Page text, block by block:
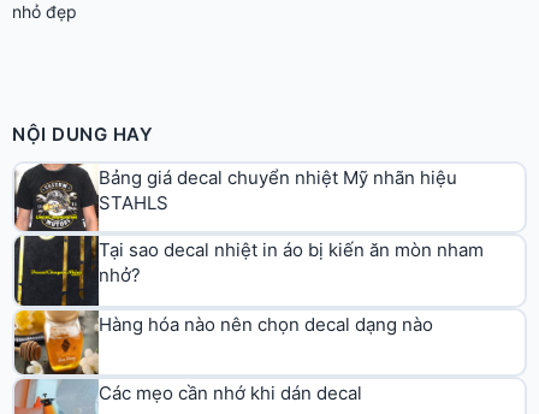
nhỏ đẹp
NỘI DUNG HAY
Bảng giá decal chuyển nhiệt Mỹ nhãn hiệu
STAHLS
Tại sao decal nhiệt in áo bị kiến ăn mòn nham
nhở?
Hàng hóa nào nên chọn decal dạng nào
Các mẹo cần nhớ khi dán decal